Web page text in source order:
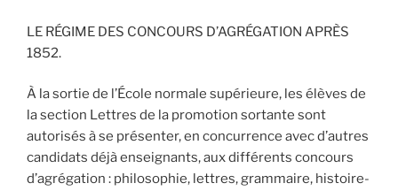
LE RÉGIME DES CONCOURS D’AGRÉGATION APRÈS
1852.
À la sortie de l’École normale supérieure, les élèves de
la section Lettres de la promotion sortante sont
autorisés à se présenter, en concurrence avec d’autres
candidats déjà enseignants, aux différents concours
d’agrégation : philosophie, lettres, grammaire, histoire-